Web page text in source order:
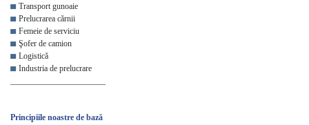
Transport gunoaie
Prelucrarea cărnii
Femeie de serviciu
Şofer de camion
Logistică
Industria de prelucrare
Principiile noastre de bază